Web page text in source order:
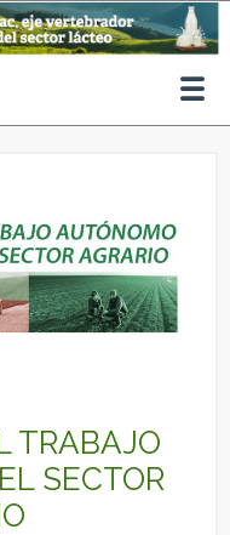
TRABAJO
SECTOR